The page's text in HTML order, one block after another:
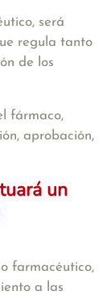
será
regula tanto
de los
fármaco,
aprobación,
un
farmacéutico,
a las